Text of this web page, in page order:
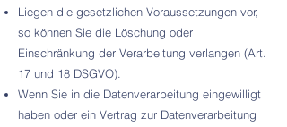
Liegen die gesetzlichen Voraussetzungen vor,
so können Sie die Löschung oder
Einschränkung der Verarbeitung verlangen (Art.
17 und 18 DSGVO).
Wenn Sie in die Datenverarbeitung eingewilligt
haben oder ein Vertrag zur Datenverarbeitung